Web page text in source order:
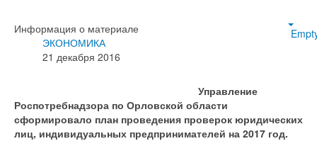
Информация о материале
ЭКОНОМИКА
21 декабря 2016
Управление
Роспотребнадзора по Орловской области
сформировало план проведения проверок юридических
лиц, индивидуальных предпринимателей на 2017 год.